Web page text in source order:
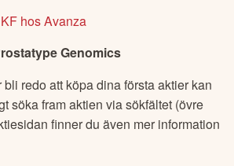
hos Avanza
Genomics
redo att köpa dina första aktier kan
söka fram aktien via sökfältet (övre
finner du även mer information